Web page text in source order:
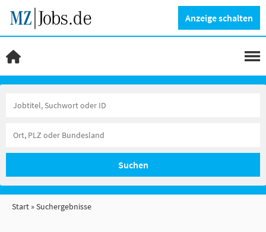
Anzeige schalten
Suchen
Start Suchergebnisse